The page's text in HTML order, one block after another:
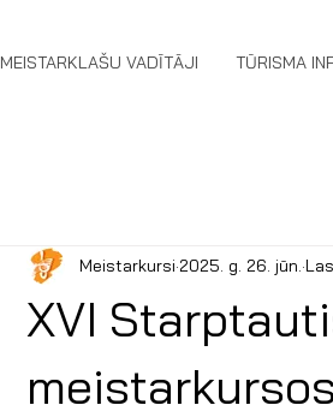
MEISTARKLAŠU VADĪTĀJI TŪRISMA
XVI
Meistarkursi 2025. g. 26. jūn.